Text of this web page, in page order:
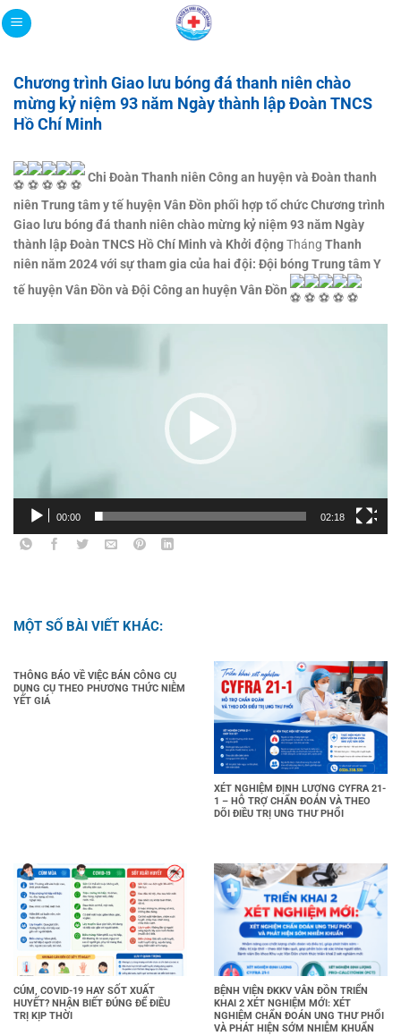
Bỏ
qua
dung
Chương trình Giao lưu bóng đá thanh niên chào
mừng kỷ niệm 93 năm Ngày thành lập Đoàn TNCS
Hồ Chí Minh
Chi Đoàn Thanh niên Công an huyện và Đoàn thanh
niên Trung tâm y tế huyện Vân Đồn phối hợp tổ chức Chương trình
Giao lưu bóng đá thanh niên chào mừng kỷ niệm 93 năm Ngày
thành lập Đoàn TNCS Hồ Chí Minh và Khởi độngTháng Thanh
niên năm 2024 với sự tham gia của hai đội: Đội bóng Trung tâm Y
tế huyện Vân Đồn và Đội Công an huyện Vân Đồn
00:00 02:18
MỘT SỐ BÀI VIẾT KHÁC:
THÔNG BÁO VỀ VIỆC BÁN CÔNG CỤ
DỤNG CỤ THEO PHƯƠNG THỨC NIÊM
YẾT GIÁ
XÉT NGHIỆM ĐỊNH LƯỢNG CYFRA 21-
1 – HỖ TRỢ CHẨN ĐOÁN VÀ THEO
DÕI ĐIỀU TRỊ UNG THƯ PHỔI
CÚM, COVID-19 HAY SỐT XUẤT
HUYẾT? NHẬN BIẾT ĐÚNG ĐỂ ĐIỀU
TRỊ KỊP THỜI
BỆNH VIỆN ĐKKV VÂN ĐỒN TRIỂN
KHAI 2 XÉT NGHIỆM MỚI: XÉT
NGHIỆM CHẨN ĐOÁN UNG THƯ PHỔI
VÀ PHÁT HIỆN SỚM NHIỄM KHUẨN